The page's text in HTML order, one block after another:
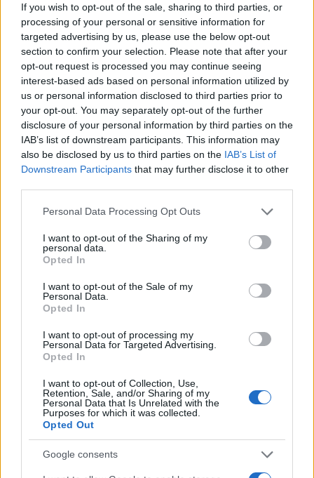
If you wish to opt-out of the sale, sharing to third parties, or
processing of your personal or sensitive information for
targeted advertising by us, please use the below opt-out
section to confirm your selection. Please note that after your
opt-out request is processed you may continue seeing
interest-based ads based on personal information utilized by
us or personal information disclosed to third parties prior to
your opt-out. You may separately opt-out of the further
disclosure of your personal information by third parties on the
IAB’s list of downstream participants. This information may
also be disclosed by us to third parties on the IAB’s List of
Downstream Participants that may further disclose it to other
Please note that this website/app uses one or more Google
not limited to your visit or usage behaviour. You may click to
grant or deny consent to Google and its third-party tags to
use your data for below specified purposes in below Google
consent section.
Personal Data Processing Opt Outs
I want to opt-out of the Sharing of my
personal data.
Opted In
I want to opt-out of the Sale of my
Personal Data.
Opted In
I want to opt-out of processing my
Personal Data for Targeted Advertising.
Opted In
I want to opt-out of Collection, Use,
Retention, Sale, and/or Sharing of my
Personal Data that Is Unrelated with the
Purposes for which it was collected.
Opted Out
Google consents
Continua a leggere
FISCO
Novità fiscali 2026: cosa cambia con i nuovi decreti del Governo
Andrea Innocenti · 4 Ago 2026